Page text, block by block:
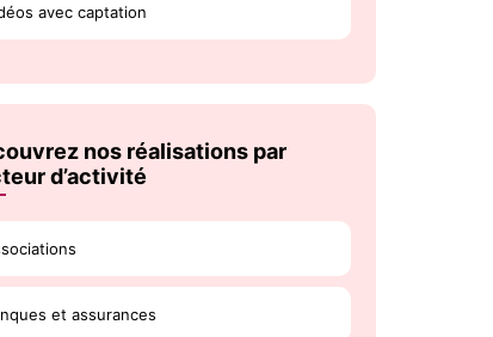
avec captation
nos réalisations par
d’activité
et assurances